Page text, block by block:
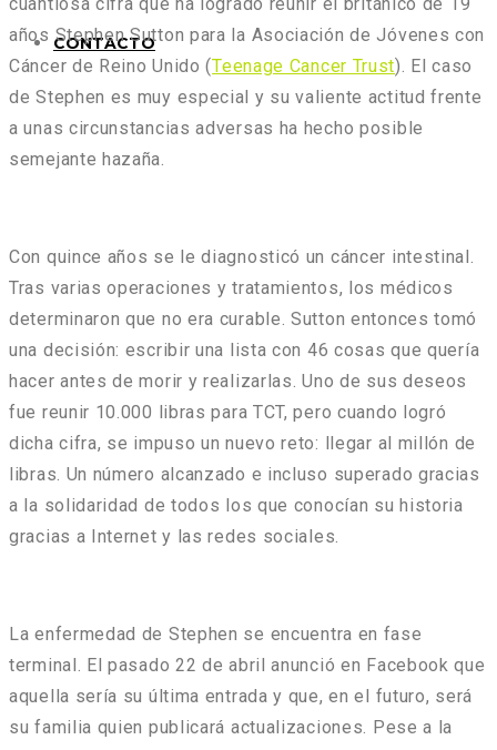
CONTACTO
cuantiosa cifra que ha logrado reunir el británico de 19
años Stephen Sutton para la Asociación de Jóvenes con
Cáncer de Reino Unido (Teenage Cancer Trust). El caso
de Stephen es muy especial y su valiente actitud frente
a unas circunstancias adversas ha hecho posible
semejante hazaña.
Con quince años se le diagnosticó un cáncer intestinal.
Tras varias operaciones y tratamientos, los médicos
determinaron que no era curable. Sutton entonces tomó
una decisión: escribir una lista con 46 cosas que quería
hacer antes de morir y realizarlas. Uno de sus deseos
fue reunir 10.000 libras para TCT, pero cuando logró
dicha cifra, se impuso un nuevo reto: llegar al millón de
libras. Un número alcanzado e incluso superado gracias
a la solidaridad de todos los que conocían su historia
gracias a Internet y las redes sociales.
La enfermedad de Stephen se encuentra en fase
terminal. El pasado 22 de abril anunció en Facebook que
aquella sería su última entrada y que, en el futuro, será
su familia quien publicará actualizaciones. Pese a la